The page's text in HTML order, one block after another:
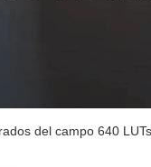
del campo 640